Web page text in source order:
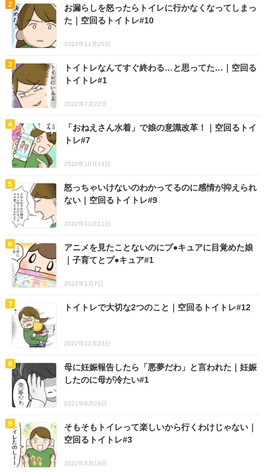
お漏らしを怒ったらトイレに行かなくなってしまっ
た｜空回るトイトレ#10
2022年11月25日
トイトレなんてすぐ終わる…と思ってた…｜空回る
トイトレ#1
2022年7月22日
「おねえさん水着」で娘の意識改革！｜空回るトイ
トレ#7
2022年10月14日
怒っちゃいけないのわかってるのに感情が抑えられ
ない｜空回るトイトレ#9
2022年11月11日
アニメを見たことないのにプ●キュアに目覚めた娘
｜子育てとプ●キュア#1
2022年1月7日
トイトレで大切な2つのこと｜空回るトイトレ#12
2022年12月23日
母に妊娠報告したら「悪夢だわ」と言われた｜妊娠
したのに母が冷たい#1
2021年8月24日
そもそもトイレって楽しいから行くわけじゃない｜
空回るトイトレ#3
2022年8月19日